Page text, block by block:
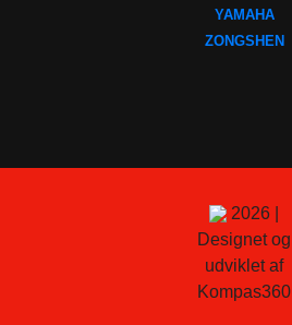
YAMAHA
ZONGSHEN
2026 |
Designet og
udviklet af
Kompas360